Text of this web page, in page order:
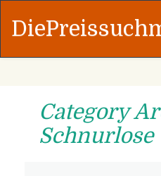
Category
Schnurlose